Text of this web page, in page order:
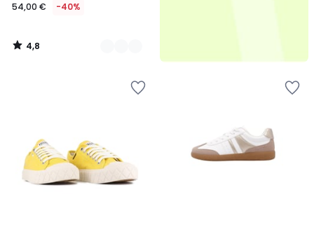
54,00 € -40%
4,8
/